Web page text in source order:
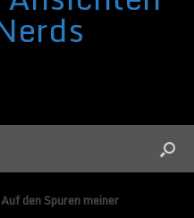
den Spuren meiner